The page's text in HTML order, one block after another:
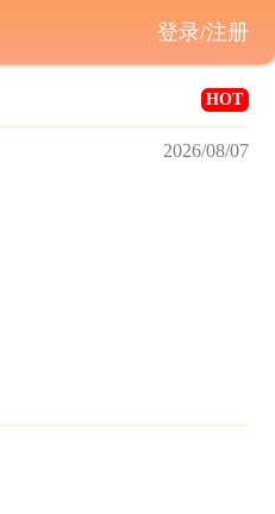
HOT
2026/08/07
登录/注册